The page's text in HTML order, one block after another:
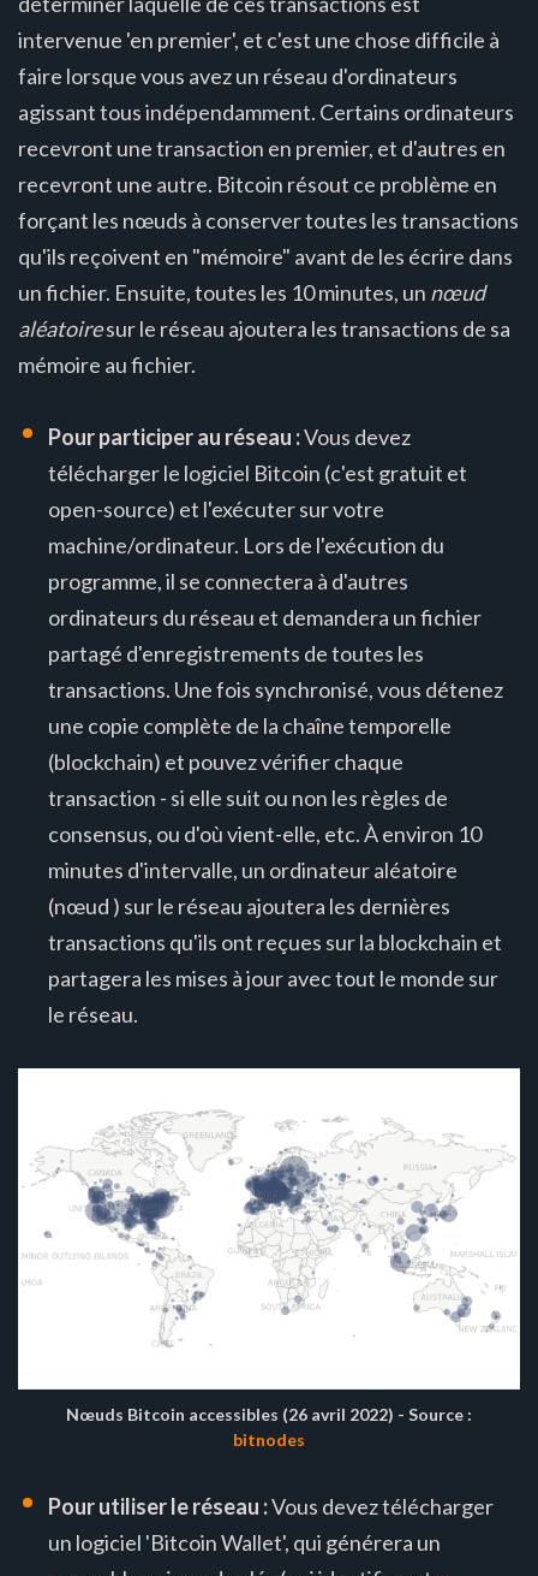
intervenue 'en premier', et c'est une chose difficile à
faire lorsque vous avez un réseau d'ordinateurs
agissant tous indépendamment. Certains ordinateurs
recevront une transaction en premier, et d'autres en
recevront une autre. Bitcoin résout ce problème en
forçant les nœuds à conserver toutes les transactions
qu'ils reçoivent en "mémoire" avant de les écrire dans
un fichier. Ensuite, toutes les 10 minutes, un nœud
aléatoiresur le réseau ajoutera les transactions de sa
mémoire au fichier.
Pour participer au réseau :Vous devez
télécharger le logiciel Bitcoin (c'est gratuit et
open-source) et l'exécuter sur votre
machine/ordinateur. Lors de l'exécution du
programme, il se connectera à d'autres
ordinateurs du réseau et demandera un fichier
partagé d'enregistrements de toutes les
transactions. Une fois synchronisé, vous détenez
une copie complète de la chaîne temporelle
(blockchain) et pouvez vérifier chaque
transaction - si elle suit ou non les règles de
consensus, ou d'où vient-elle, etc. À environ 10
minutes d'intervalle, un ordinateur aléatoire
(nœud ) sur le réseau ajoutera les dernières
transactions qu'ils ont reçues sur la blockchain et
partagera les mises à jour avec tout le monde sur
le réseau.
Nœuds Bitcoin accessibles (26 avril 2022) - Source :
bitnodes
Pour utiliser le réseau :Vous devez télécharger
un logiciel 'Bitcoin Wallet', qui générera un